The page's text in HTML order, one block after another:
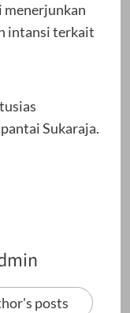
menerjunkan
intansi terkait
Sukaraja.
posts